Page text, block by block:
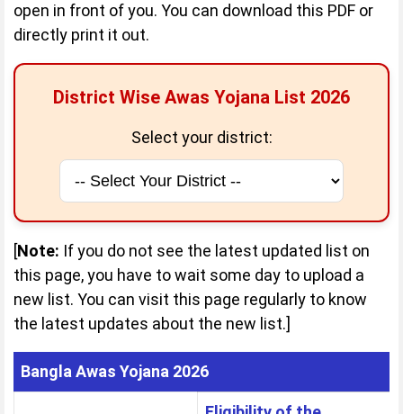
open in front of you. You can download this PDF or
directly print it out.
District Wise Awas Yojana List 2026
Select your district:
[Note: If you do not see the latest updated list on
this page, you have to wait some day to upload a
new list. You can visit this page regularly to know
the latest updates about the new list.]
Bangla Awas Yojana 2026:
Bangla Awas Yojana 2026